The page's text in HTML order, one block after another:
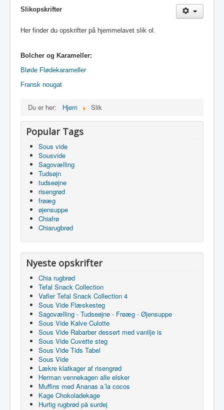
Slikopskrifter
Her finder du opskrifter på hjemmelavet slik ol.
Bolcher og Karameller:
Bløde Flødekarameller
Fransk nougat
Du er her: Hjem Slik
Popular Tags
Sous vide
Sousvide
Sagovælling
Tudsøjn
tudseøjne
risengrød
frøæg
øjensuppe
Chiafrø
Chiarugbrød
Nyeste opskrifter
Chia rugbrød
Tefal Snack Collection
Vafler Tefal Snack Collection 4
Sous Vide Flæskesteg
Sagovælling - Tudseøjne - Frøæg - Øjensuppe
Sous Vide Kalve Culotte
Sous Vide Rabarber dessert med vanilje is
Sous Vide Cuvette steg
Sous Vide Tids Tabel
Sous Vide
Lækre klatkager af risengrød
Herman vennekagen alle elsker
Muffins med Ananas a´la cocos
Kage Chokoladekage
Hurtig rugbrød på surdej